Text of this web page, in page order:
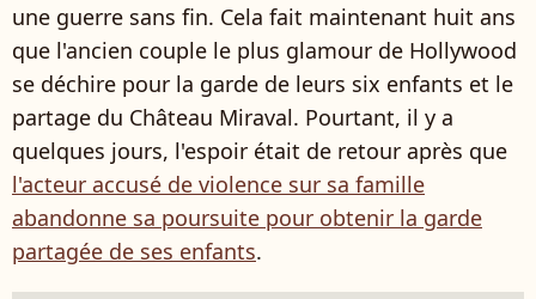
une guerre sans fin. Cela fait maintenant huit ans
que l'ancien couple le plus glamour de Hollywood
se déchire pour la garde de leurs six enfants et le
partage du Château Miraval. Pourtant, il y a
quelques jours, l'espoir était de retour après que
l'acteur accusé de violence sur sa famille
abandonne sa poursuite pour obtenir la garde
partagée de ses enfants.